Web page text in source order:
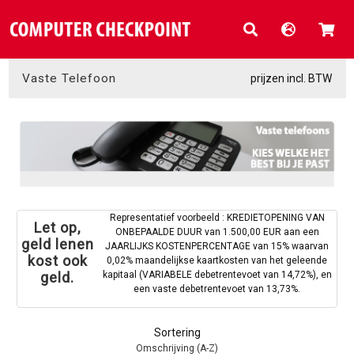
Vaste Telefoon prijzen incl. BTW
Let op,
geld lenen
kost ook
geld.
Representatief voorbeeld : KREDIETOPENING VAN
ONBEPAALDE DUUR van 1.500,00 EUR aan een
JAARLIJKS KOSTENPERCENTAGE van 15% waarvan
0,02% maandelijkse kaartkosten van het geleende
kapitaal (VARIABELE debetrentevoet van 14,72%), en
een vaste debetrentevoet van 13,73%.
Sortering
Omschrijving (A-Z)